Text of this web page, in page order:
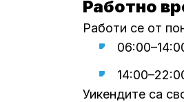
Работно
Работи се от
Уикендите са